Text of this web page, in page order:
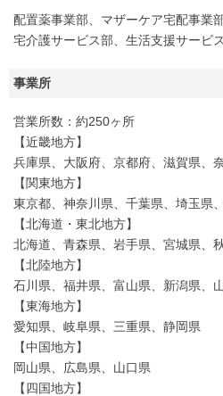
配置薬事業部、マザーケア宅配事業
宅介護サービス部、生活支援サービ
事業所
営業所数：約250ヶ所
【近畿地方】
兵庫県、大阪府、京都府、滋賀県、
【関東地方】
東京都、神奈川県、千葉県、埼玉県
【北海道・東北地方】
北海道、青森県、岩手県、宮城県、
【北陸地方】
石川県、福井県、富山県、新潟県、
【東海地方】
愛知県、岐阜県、三重県、静岡県
【中国地方】
岡山県、広島県、山口県
【四国地方】